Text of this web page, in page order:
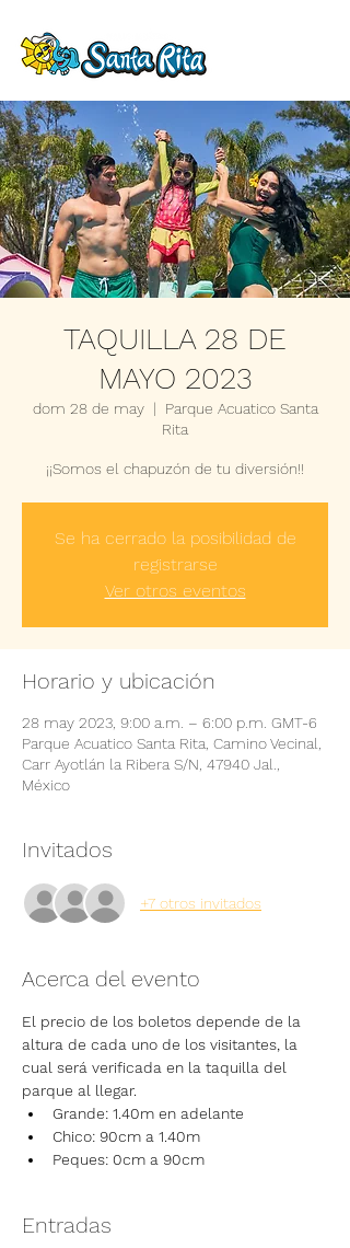
TAQUILLA 28 DE
MAYO 2023
dom 28 de may
  |
Parque Acuatico Santa
Rita
¡¡Somos el chapuzón de tu diversión!!
Se ha cerrado la posibilidad de
registrarse
Ver otros eventos
Horario y ubicación
28 may 2023, 9:00 a.m. – 6:00 p.m. GMT-6
Parque Acuatico Santa Rita, Camino Vecinal,
Carr Ayotlán la Ribera S/N, 47940 Jal.,
México
Invitados
+7 otros invitados
Acerca del evento
El precio de los boletos depende de la
altura de cada uno de los visitantes, la
cual será verificada en la taquilla del
parque al llegar.
Grande: 1.40m en adelante
Chico: 90cm a 1.40m
Peques: 0cm a 90cm
Entradas